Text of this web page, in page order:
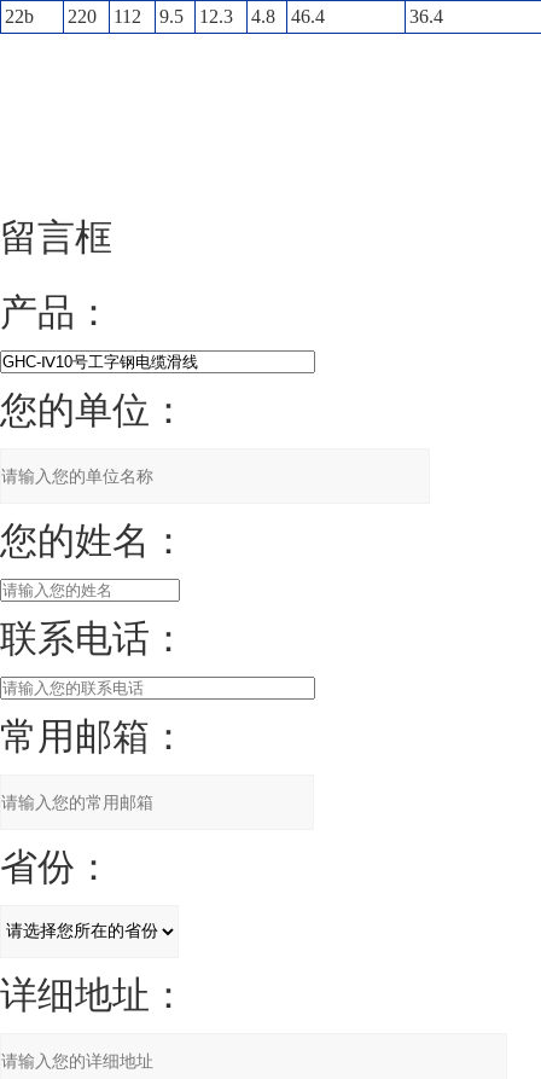
22b
220 112 9.5 12.3 4.8 46.4 36.4
留言框
产品：
您的单位：
您的姓名：
联系电话：
常用邮箱：
省份：
详细地址：